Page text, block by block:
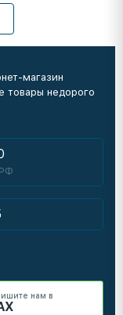
магазин
товары недорого
нам в